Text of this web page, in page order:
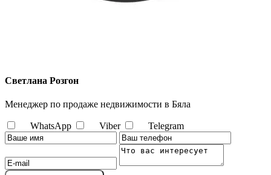
Светлана Розгон
Менеджер по продаже недвижимости в Бяла
WhatsApp Viber Telegram